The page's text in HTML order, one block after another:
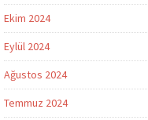
Ekim 2024
Eylül 2024
Ağustos 2024
Temmuz 2024